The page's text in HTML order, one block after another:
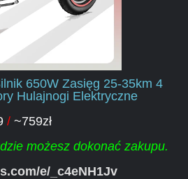
650W Zasięg 25-35km 4
Hulajnogi Elektryczne
/ ~759zł
możesz dokonać zakupu.
e/_c4eNH1Jv